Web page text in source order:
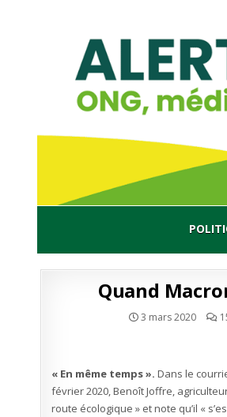
Quand
3 mars 2020
« En même temps ». Dans le
février 2020, Benoît Joffre,
route écologique » et note qu’il «